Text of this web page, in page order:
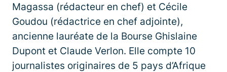
Magassa (rédacteur en chef) et Cécile
Goudou (rédactrice en chef adjointe),
ancienne lauréate de la Bourse Ghislaine
Dupont et Claude Verlon. Elle compte 10
journalistes originaires de 5 pays d’Afrique